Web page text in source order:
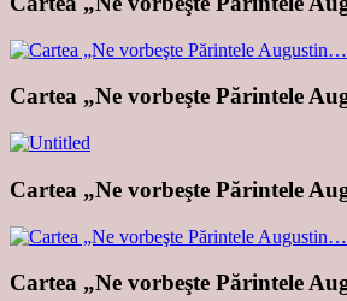
Cartea „Ne vorbeşte Părintele
Cartea „Ne vorbeşte Părintele
Cartea „Ne vorbeşte Părintele